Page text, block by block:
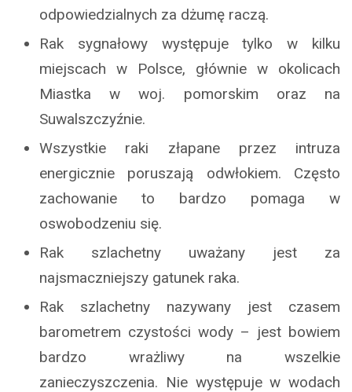
odpowiedzialnych za dżumę raczą.
Rak sygnałowy występuje tylko w kilku
miejscach w Polsce, głównie w okolicach
Miastka w woj. pomorskim oraz na
Suwalszczyźnie.
Wszystkie raki złapane przez intruza
energicznie poruszają odwłokiem. Często
zachowanie to bardzo pomaga w
oswobodzeniu się.
Rak szlachetny uważany jest za
najsmaczniejszy gatunek raka.
Rak szlachetny nazywany jest czasem
barometrem czystości wody – jest bowiem
bardzo wrażliwy na wszelkie
zanieczyszczenia. Nie występuje w wodach